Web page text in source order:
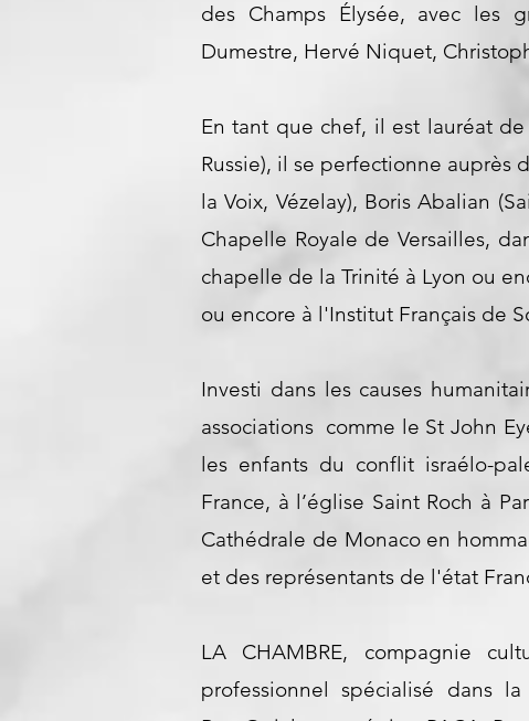
des Champs Élysée, avec les
Dumestre, Hervé Niquet,
En tant que chef, il est lauréat
Russie), il se perfectionne auprès
la Voix, Vézelay), Boris Abalian
Chapelle Royale de Versailles,
chapelle de la Trinité à Lyon ou
ou encore à l'Institut Français de
Investi dans les causes
associations comme le St John
les enfants du conflit israélo-
France, à l’église Saint Roch à
Cathédrale de Monaco en
et des représentants de l'état
LA CHAMBRE, compagnie
professionnel spécialisé dans